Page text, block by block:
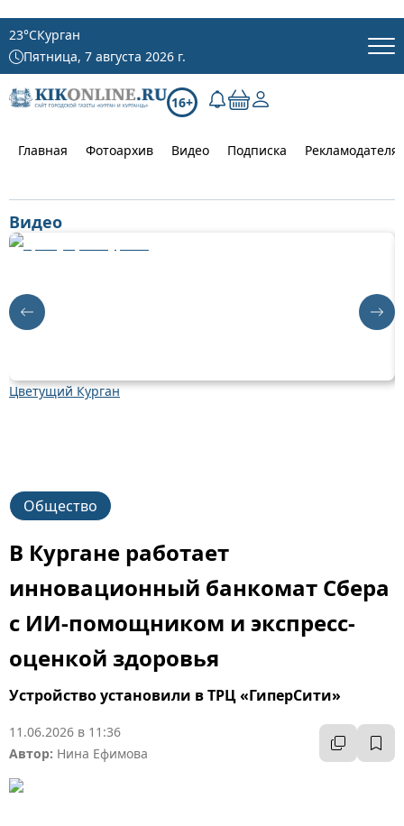
23°CКурган
Пятница, 7 августа 2026 г.
16+
Главная Фотоархив Видео Подписка
Видео
Цветущий Курган
Общество
В Кургане работает
инновационный банкомат Сбера
с ИИ-помощником и экспресс-
оценкой здоровья
Устройство установили в ТРЦ «ГиперСити»
11.06.2026 в 11:36
Автор: Нина Ефимова